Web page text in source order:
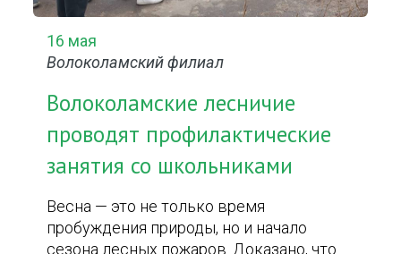
16 мая
Волоколамский филиал
Волоколамские лесничие
проводят профилактические
занятия со школьниками
Весна — это не только время
пробуждения природы, но и начало
сезона лесных пожаров. Доказано, что